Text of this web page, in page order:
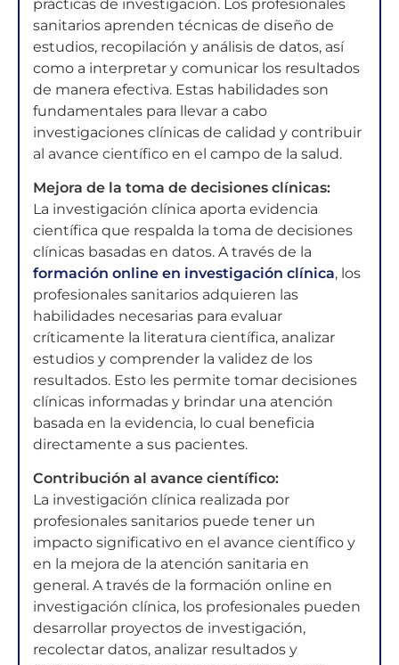
prácticas de investigación. Los profesionales
sanitarios aprenden técnicas de diseño de
estudios, recopilación y análisis de datos, así
como a interpretar y comunicar los resultados
de manera efectiva. Estas habilidades son
fundamentales para llevar a cabo
investigaciones clínicas de calidad y contribuir
al avance científico en el campo de la salud.
Mejora de la toma de decisiones clínicas:
La investigación clínica aporta evidencia
científica que respalda la toma de decisiones
clínicas basadas en datos. A través de la
formación online en investigación clínica, los
profesionales sanitarios adquieren las
habilidades necesarias para evaluar
críticamente la literatura científica, analizar
estudios y comprender la validez de los
resultados. Esto les permite tomar decisiones
clínicas informadas y brindar una atención
basada en la evidencia, lo cual beneficia
directamente a sus pacientes.
Contribución al avance científico:
La investigación clínica realizada por
profesionales sanitarios puede tener un
impacto significativo en el avance científico y
en la mejora de la atención sanitaria en
general. A través de la formación online en
investigación clínica, los profesionales pueden
desarrollar proyectos de investigación,
recolectar datos, analizar resultados y